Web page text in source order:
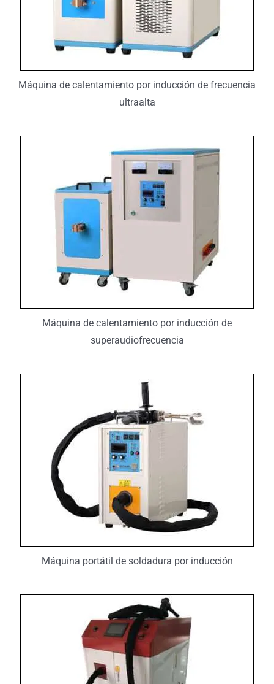
Máquina de calentamiento por inducción de frecuencia
ultraalta
Máquina de calentamiento por inducción de
superaudiofrecuencia
Máquina portátil de soldadura por inducción